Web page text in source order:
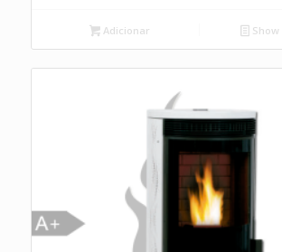
Adicionar